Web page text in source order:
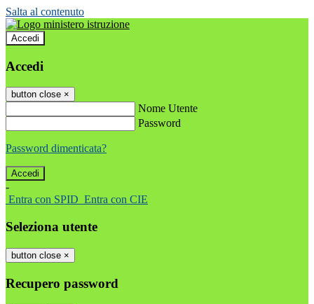
Salta al contenuto
Accedi
Accedi
button close ×
Nome Utente
Password
Password dimenticata?
-
Entra con SPID Entra con CIE
Seleziona utente
button close ×
Recupero password